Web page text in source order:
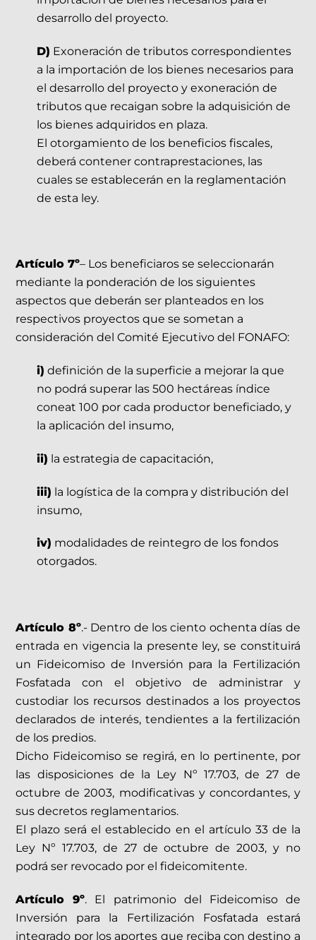
desarrollo del proyecto.
D) Exoneración de tributos correspondientes
a la importación de los bienes necesarios para
el desarrollo del proyecto y exoneración de
tributos que recaigan sobre la adquisición de
los bienes adquiridos en plaza.
El otorgamiento de los beneficios fiscales,
deberá contener contraprestaciones, las
cuales se establecerán en la reglamentación
de esta ley.
Artículo 7º– Los beneficiaros se seleccionarán
mediante la ponderación de los siguientes
aspectos que deberán ser planteados en los
respectivos proyectos que se sometan a
consideración del Comité Ejecutivo del FONAFO:
i) definición de la superficie a mejorar la que
no podrá superar las 500 hectáreas índice
coneat 100 por cada productor beneficiado, y
la aplicación del insumo,
ii) la estrategia de capacitación,
iii) la logística de la compra y distribución del
insumo,
iv) modalidades de reintegro de los fondos
otorgados.
Artículo 8º.- Dentro de los ciento ochenta días de
entrada en vigencia la presente ley, se constituirá
un Fideicomiso de Inversión para la Fertilización
Fosfatada con el objetivo de administrar y
custodiar los recursos destinados a los proyectos
declarados de interés, tendientes a la fertilización
de los predios.
Dicho Fideicomiso se regirá, en lo pertinente, por
las disposiciones de la Ley Nº 17.703, de 27 de
octubre de 2003, modificativas y concordantes, y
sus decretos reglamentarios.
El plazo será el establecido en el artículo 33 de la
Ley Nº 17.703, de 27 de octubre de 2003, y no
podrá ser revocado por el fideicomitente.
Artículo 9º. El patrimonio del Fideicomiso de
Inversión para la Fertilización Fosfatada estará
integrado por los aportes que reciba con destino a